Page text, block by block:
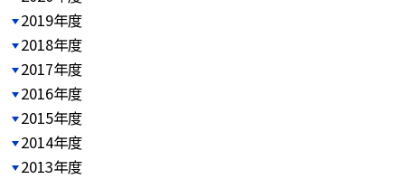
2019年度
2018年度
2017年度
2016年度
2015年度
2014年度
2013年度